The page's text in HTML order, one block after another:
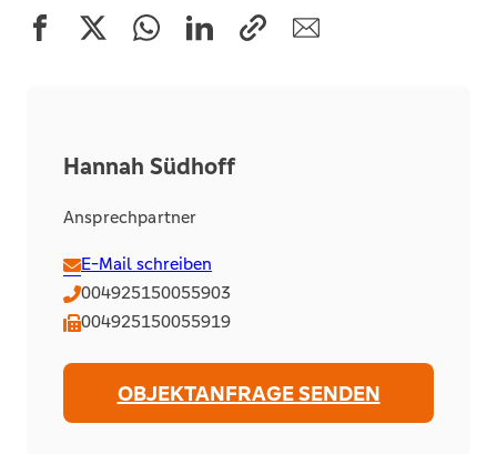
Hannah Südhoff
Ansprechpartner
E-Mail schreiben
004925150055903
004925150055919
OBJEKTANFRAGE SENDEN